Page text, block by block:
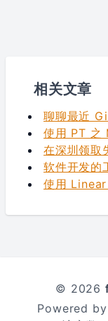
相关文章
聊聊最近
使用 PT 之
在深圳领取
软件开发的
使用 Linear
© 2026
Powered by